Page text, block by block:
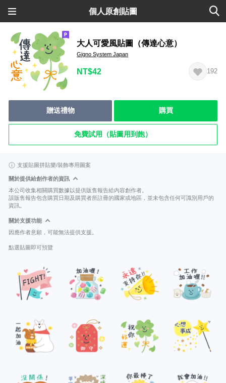
個人原創貼圖
大人可愛風貼圖（傳達心意）
Gigno System Japan
NT$42 192
贈送禮物 購買
免費試用（貼圖用到飽）
支援貼圖拼貼樂/裝飾專用圖案
關於提供給創作者的資訊
本公司收集相關購買數據以提供販售報告給內容創作者。
該販售報告包含購買日期及購買者所註冊的國家或地區，並未包含任何可識別用戶的
資訊。
關於支援功能
因應作者意願，可能無法提供支援。
點選貼圖即可預覽